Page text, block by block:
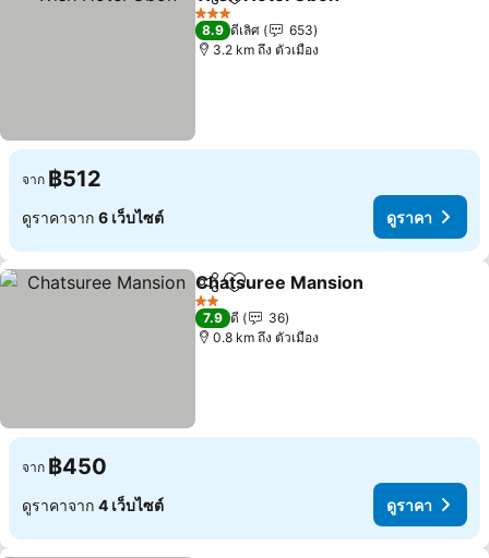
แชร์ เพิ่มในรายการโปรด
3 ดาว
8.9 ดีเลิศ
653
3.2 km ถึง ตัวเมือง
จาก ฿512
ดูราคาจาก 6 เว็บไซต์ ดูราคา
แชร์ เพิ่มในรายการโปรด
Chatsuree Mansion
2 ดาว
7.9 ดี
36
0.8 km ถึง ตัวเมือง
จาก ฿450
ดูราคาจาก 4 เว็บไซต์ ดูราคา